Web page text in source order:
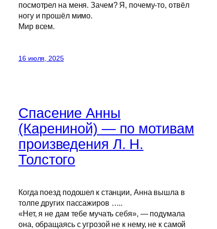
посмотрел на меня. Зачем? Я, почему-то, отвёл
ногу и прошёл мимо.
Мир всем.
16 июля, 2025
Спасение Анны
(Карениной) — по мотивам
произведения Л. Н.
Толстого
Когда поезд подошел к станции, Анна вышла в
толпе других пассажиров …..
«Нет, я не дам тебе мучать себя», — подумала
она, обращаясь с угрозой не к нему, не к самой